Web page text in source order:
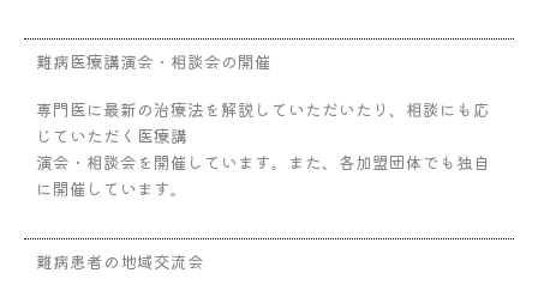
難病医療講演会・相談会の開催
専門医に最新の治療法を解説していただいたり、相談にも応
じていただく医療講
演会・相談会を開催しています。また、各加盟団体でも独自
に開催しています。
難病患者の地域交流会